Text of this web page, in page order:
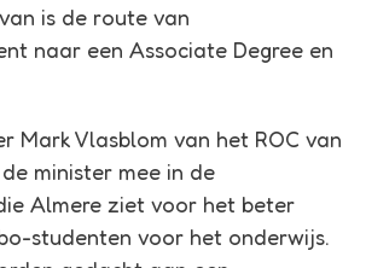
is de route van
naar een Associate Degree en
Mark Vlasblom van het ROC van
minister mee in de
Almere ziet voor het beter
studenten voor het onderwijs.